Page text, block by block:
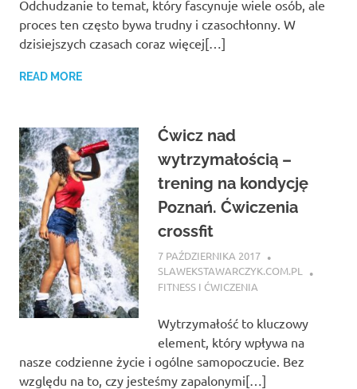
Odchudzanie to temat, który fascynuje wiele osób, ale
proces ten często bywa trudny i czasochłonny. W
dzisiejszych czasach coraz więcej[…]
READ MORE
Ćwicz nad
wytrzymałością –
trening na kondycję
Poznań. Ćwiczenia
crossfit
7 PAŹDZIERNIKA 2017
SLAWEKSTAWARCZYK.COM.PL
FITNESS I ĆWICZENIA
Wytrzymałość to kluczowy
element, który wpływa na
nasze codzienne życie i ogólne samopoczucie. Bez
względu na to, czy jesteśmy zapalonymi[…]